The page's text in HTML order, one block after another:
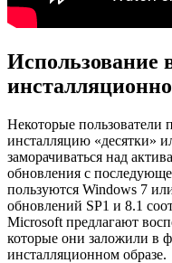
Использование
Некоторые
инсталляцию «десятки»
заморачиваться над
обновления с
пользуются Windows 7
обновлений SP1 и 8.1
Microsoft предлагают
которые они заложили в
инсталляционном образе.